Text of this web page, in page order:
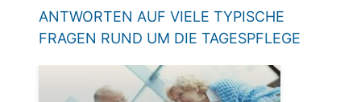
ANTWORTEN AUF VIELE TYPISCHE
FRAGEN RUND UM DIE TAGESPFLEGE